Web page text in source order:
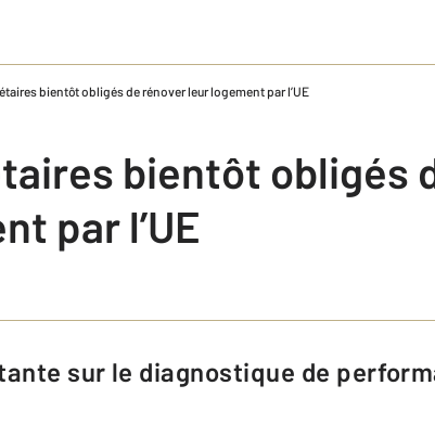
bientôt obligés de rénover leur logement par l’UE
bientôt obligés
par l’UE
sur le diagnostique de